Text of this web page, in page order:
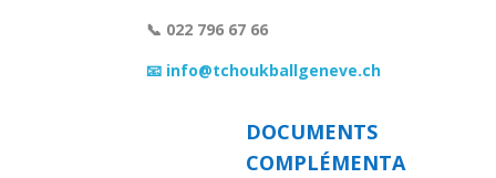
📞 022 796 67 66
📧 info@tchoukballgeneve.ch
DOCUMENTS
COMPLÉMENTA